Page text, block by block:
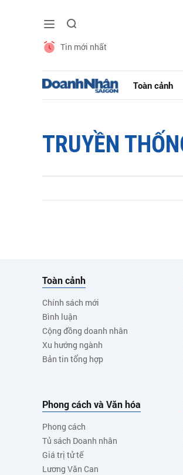
Tin mới nhất
Toàn cảnh
TRUYỀN
Toàn cảnh
Chính sách mới
Bình luận
Cộng đồng doanh nhân
Xu hướng ngành
Bản tin tổng hợp
Phong cách và Văn hóa
Phong cách
Tủ sách Doanh nhân
Giá trị tử tế
Lương Văn Can